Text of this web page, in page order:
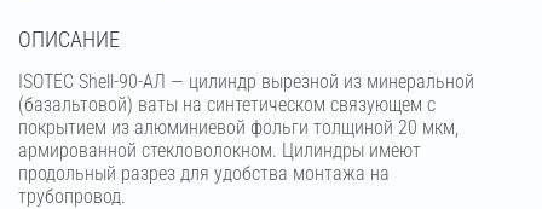
OПИСАНИЕ
ISOTEC Shell-90-АЛ — цилиндр вырезной из минеральной
(базальтовой) ваты на синтетическом связующем с
покрытием из алюминиевой фольги толщиной 20 мкм,
армированной стекловолокном. Цилиндры имеют
продольный разрез для удобства монтажа на
трубопровод.